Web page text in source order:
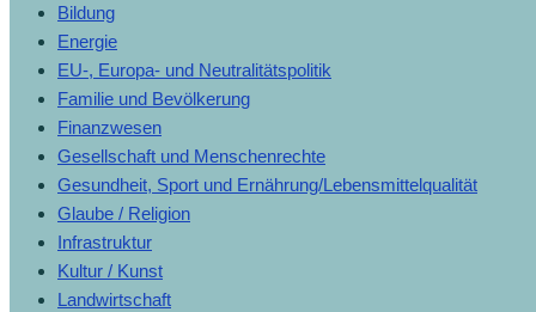
Bildung
Energie
EU-, Europa- und Neutralitätspolitik
Familie und Bevölkerung
Finanzwesen
Gesellschaft und Menschenrechte
Gesundheit, Sport und Ernährung/Lebensmittelqualität
Glaube / Religion
Infrastruktur
Kultur / Kunst
Landwirtschaft